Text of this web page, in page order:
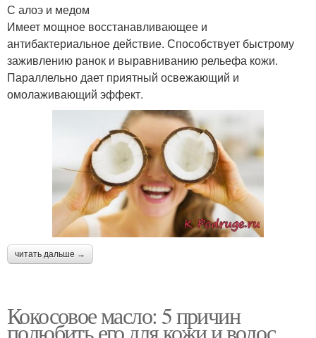
С алоэ и медом
Имеет мощное восстанавливающее и
антибактериальное действие. Способствует быстрому
заживлению ранок и выравниванию рельефа кожи.
Параллельно дает приятный освежающий и
омолаживающий эффект.
читать дальше →
Кокосовое масло: 5 причин